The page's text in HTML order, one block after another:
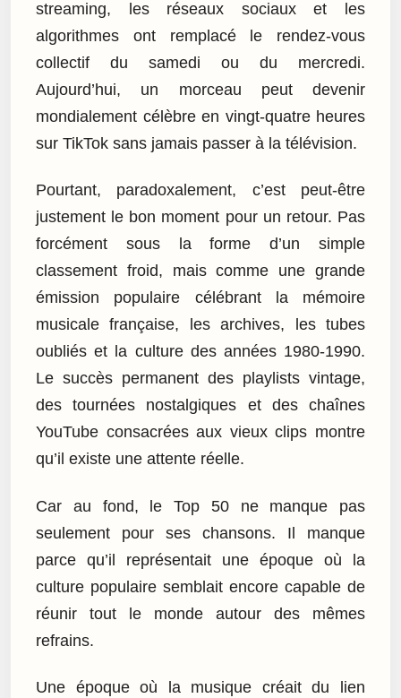
streaming, les réseaux sociaux et les
algorithmes ont remplacé le rendez-vous
collectif du samedi ou du mercredi.
Aujourd’hui, un morceau peut devenir
mondialement célèbre en vingt-quatre heures
sur TikTok sans jamais passer à la télévision.
Pourtant, paradoxalement, c’est peut-être
justement le bon moment pour un retour. Pas
forcément sous la forme d’un simple
classement froid, mais comme une grande
émission populaire célébrant la mémoire
musicale française, les archives, les tubes
oubliés et la culture des années 1980-1990.
Le succès permanent des playlists vintage,
des tournées nostalgiques et des chaînes
YouTube consacrées aux vieux clips montre
qu’il existe une attente réelle.
Car au fond, le Top 50 ne manque pas
seulement pour ses chansons. Il manque
parce qu’il représentait une époque où la
culture populaire semblait encore capable de
réunir tout le monde autour des mêmes
refrains.
Une époque où la musique créait du lien